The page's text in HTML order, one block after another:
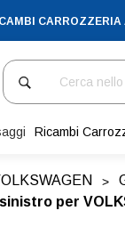
CARROZZERIA
Cerca
Ricambi
per